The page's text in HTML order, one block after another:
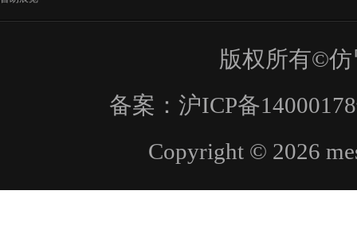
版权所有©
备案： 沪ICP备
Copyright © 2026